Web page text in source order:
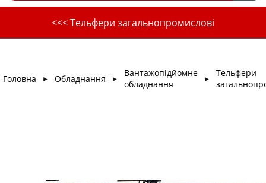
<<< Тельфери загальнопромислові
Головна ► Обладнання ►
Вантажопідйомне
обладнання
►
Тельфери